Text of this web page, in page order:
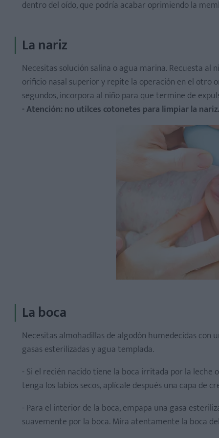
dentro del oído, que podría acabar oprimiendo la
La nariz
Necesitas solución salina o agua marina. Recuesta
orificio nasal superior y repite la operación en el otro
segundos, incorpora al niño para que termine de
- Atención: no utilces cotonetes para limpiar la nariz.
La boca
Necesitas almohadillas de algodón humedecidas con
gasas esterilizadas y agua templada.
- Si el recién nacido tiene la boca irritada por la leche
tenga los labios secos, aplícale después una capa de
- Para el interior de la boca, empapa una gasa
suavemente por la boca. Mira atentamente la boca